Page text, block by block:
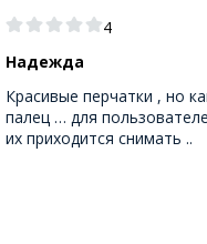
4
Надежда
Красивые перчатки , но
палец … для
их приходится снимать ..